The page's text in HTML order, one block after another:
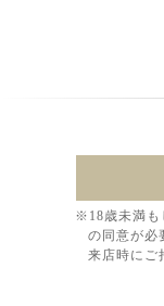
※18歳未満も
の同意が必
来店時にご